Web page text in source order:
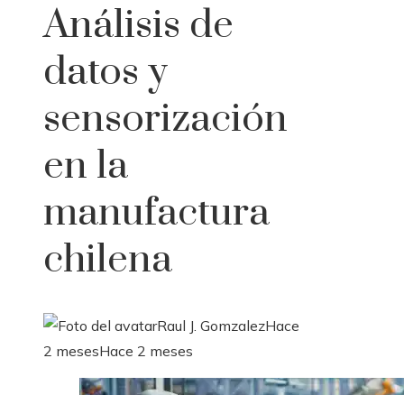
Análisis de
datos y
sensorización
en la
manufactura
chilena
Raul J. GomzalezHace
2 mesesHace 2 meses